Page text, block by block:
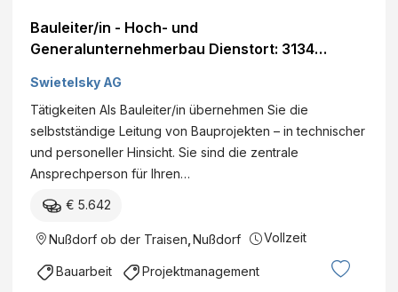
Bauleiter/in - Hoch- und
Generalunternehmerbau Dienstort: 3134
Österreich Dienststelle: SWIETELSKY AG - GU-
Bau NÖ / Burgenland Eintritt per: ab sofort
Details
Swietelsky AG
Tätigkeiten Als Bauleiter/in übernehmen Sie die
selbstständige Leitung von Bauprojekten – in technischer
und personeller Hinsicht. Sie sind die zentrale
Ansprechperson für Ihren…
€ 5.642
Nußdorf ob der Traisen Nußdorf Vollzeit
Bauarbeit Projektmanagement